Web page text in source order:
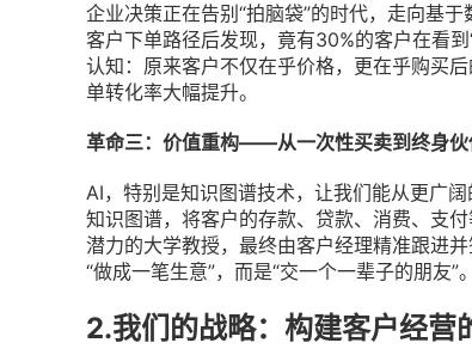
企业决策正在告别“拍脑袋”的时代，走向基
客户下单路径后发现，竟有30%的客户在看
认知：原来客户不仅在乎价格，更在乎购买
单转化率大幅提升。
革命三：价值重构——从一次性买卖到终身伙
AI，特别是知识图谱技术，让我们能从更广
知识图谱，将客户的存款、贷款、消费、支
潜力的大学教授，最终由客户经理精准跟进
“做成一笔生意”，而是“交一个一辈子的朋友”。
2.我们的战略：构建客户经营